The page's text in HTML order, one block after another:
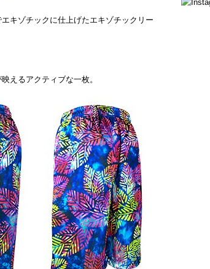
キゾチックに仕上げたエキゾチックリー
えるアクティブな一枚。